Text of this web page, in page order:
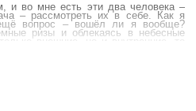
и во мне есть эти два человека –
– рассмотреть их в себе. Как я
вопрос – вошёл ли я вообще?
ризы и облекаясь в небесные
внешние, но и внутренние, то